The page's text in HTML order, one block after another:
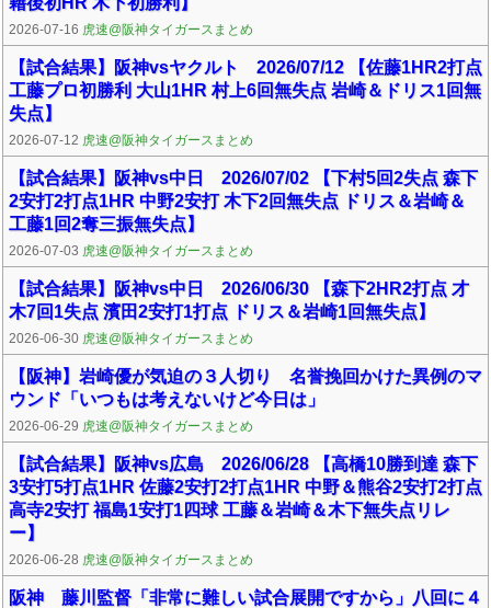
2026-07-16 虎速@阪神タイガースまとめ
【試合結果】阪神vsヤクルト 2026/07/12 【佐藤1HR2打点
工藤プロ初勝利 大山1HR 村上6回無失点 岩崎＆ドリス1回無
失点】
2026-07-12 虎速@阪神タイガースまとめ
【試合結果】阪神vs中日 2026/07/02 【下村5回2失点 森下
2安打2打点1HR 中野2安打 木下2回無失点 ドリス＆岩崎＆
工藤1回2奪三振無失点】
2026-07-03 虎速@阪神タイガースまとめ
【試合結果】阪神vs中日 2026/06/30 【森下2HR2打点 才
木7回1失点 濱田2安打1打点 ドリス＆岩崎1回無失点】
2026-06-30 虎速@阪神タイガースまとめ
【阪神】岩崎優が気迫の３人切り 名誉挽回かけた異例のマ
ウンド「いつもは考えないけど今日は」
2026-06-29 虎速@阪神タイガースまとめ
【試合結果】阪神vs広島 2026/06/28 【高橋10勝到達 森下
3安打5打点1HR 佐藤2安打2打点1HR 中野＆熊谷2安打2打点
高寺2安打 福島1安打1四球 工藤＆岩崎＆木下無失点リレ
ー】
2026-06-28 虎速@阪神タイガースまとめ
阪神 藤川監督「非常に難しい試合展開ですから」八回に４